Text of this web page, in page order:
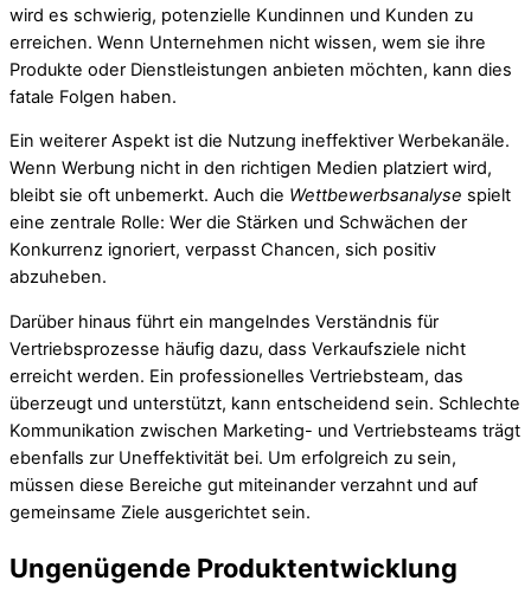
wird es schwierig, potenzielle Kundinnen und Kunden zu
erreichen. Wenn Unternehmen nicht wissen, wem sie ihre
Produkte oder Dienstleistungen anbieten möchten, kann dies
fatale Folgen haben.
Ein weiterer Aspekt ist die Nutzung ineffektiver Werbekanäle.
Wenn Werbung nicht in den richtigen Medien platziert wird,
bleibt sie oft unbemerkt. Auch die Wettbewerbsanalyse spielt
eine zentrale Rolle: Wer die Stärken und Schwächen der
Konkurrenz ignoriert, verpasst Chancen, sich positiv
abzuheben.
Darüber hinaus führt ein mangelndes Verständnis für
Vertriebsprozesse häufig dazu, dass Verkaufsziele nicht
erreicht werden. Ein professionelles Vertriebsteam, das
überzeugt und unterstützt, kann entscheidend sein. Schlechte
Kommunikation zwischen Marketing- und Vertriebsteams trägt
ebenfalls zur Uneffektivität bei. Um erfolgreich zu sein,
müssen diese Bereiche gut miteinander verzahnt und auf
gemeinsame Ziele ausgerichtet sein.
Ungenügende Produktentwicklung